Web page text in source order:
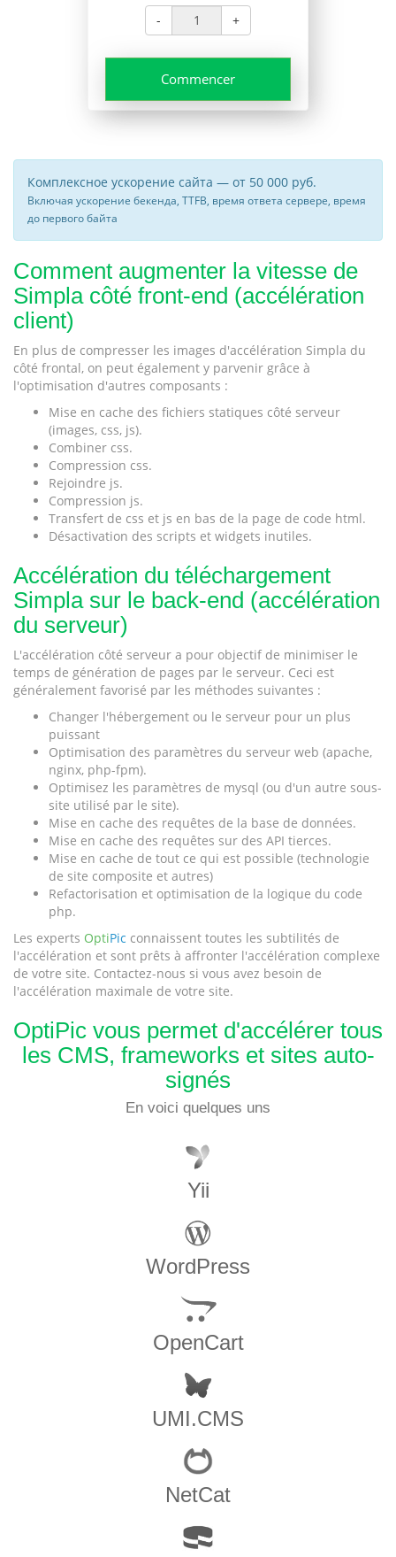
- +
Commencer
Комплексное ускорение сайта — от 50 000 руб.
Включая ускорение бекенда, TTFB, время ответа сервере, время
до первого байта
Comment augmenter la vitesse de
Simpla côté front-end (accélération
client)
En plus de compresser les images d'accélération Simpla du
côté frontal, on peut également y parvenir grâce à
l'optimisation d'autres composants :
Mise en cache des fichiers statiques côté serveur
(images, css, js).
Combiner css.
Compression css.
Rejoindre js.
Compression js.
Transfert de css et js en bas de la page de code html.
Désactivation des scripts et widgets inutiles.
Accélération du téléchargement
Simpla sur le back-end (accélération
du serveur)
L'accélération côté serveur a pour objectif de minimiser le
temps de génération de pages par le serveur. Ceci est
généralement favorisé par les méthodes suivantes :
Changer l'hébergement ou le serveur pour un plus
puissant
Optimisation des paramètres du serveur web (apache,
nginx, php-fpm).
Optimisez les paramètres de mysql (ou d'un autre sous-
site utilisé par le site).
Mise en cache des requêtes de la base de données.
Mise en cache des requêtes sur des API tierces.
Mise en cache de tout ce qui est possible (technologie
de site composite et autres)
Refactorisation et optimisation de la logique du code
php.
Les experts OptiPic connaissent toutes les subtilités de
l'accélération et sont prêts à affronter l'accélération complexe
de votre site. Contactez-nous si vous avez besoin de
l'accélération maximale de votre site.
OptiPic vous permet d'accélérer tous
les CMS, frameworks et sites auto-
signés
En voici quelques uns
Yii
WordPress
OpenCart
UMI.CMS
NetCat